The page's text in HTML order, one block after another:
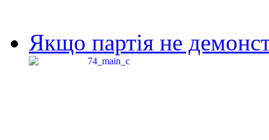
Якщо партія не